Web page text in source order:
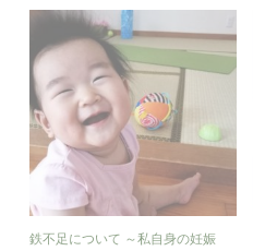
鉄不足について ～私自身の妊娠